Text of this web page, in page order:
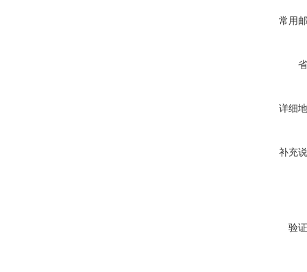
常用
详细
补充
验